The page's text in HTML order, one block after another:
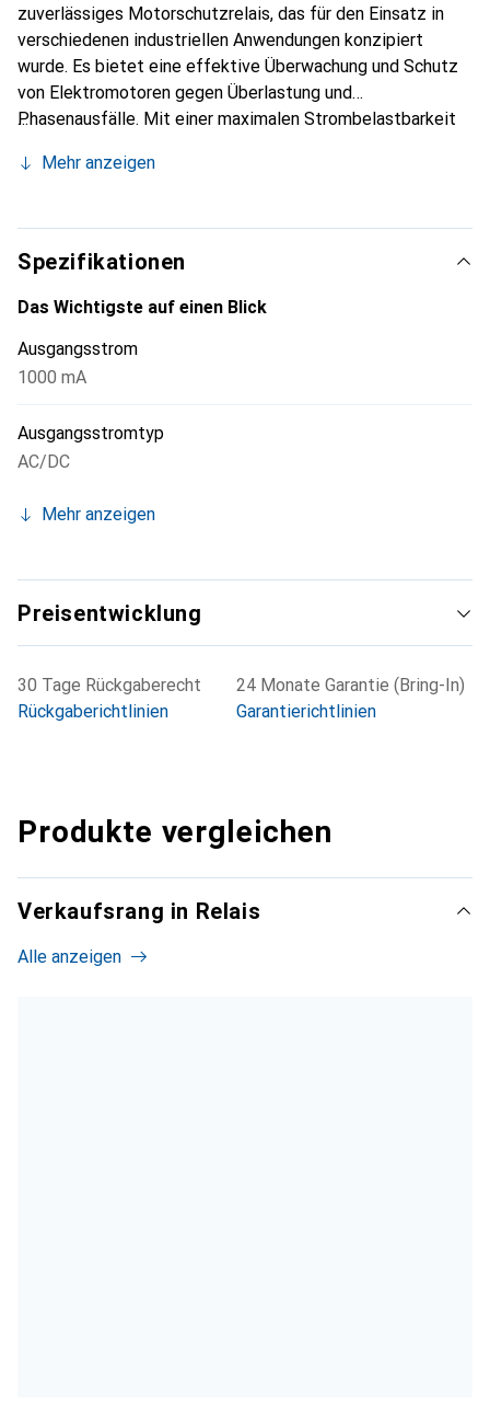
zuverlässiges Motorschutzrelais, das für den Einsatz in
verschiedenen industriellen Anwendungen konzipiert
wurde. Es bietet eine effektive Überwachung und Schutz
von Elektromotoren gegen Überlastung und
Phasenausfälle. Mit einer maximalen Strombelastbarkeit
Volt ist dieses Relais ideal für den direkten Anbau an
und Aus-Taste sowie eine Reset-Taste, die sowohl im
Hand- als auch im Automatikmodus verwendet werden
kann. Das Relais ist mit einem Hilfsschalter ausgestattet,
der sowohl einen Schliesser als auch einen Öffner umfasst,
Schutzart IP20 gewährleistet, dass das Relais in einer
Vielzahl von Umgebungen eingesetzt werden kann,
60947 und VDE 0660 für Sicherheit und Zuverlässigkeit
sorgt.
Mehr anzeigen
Spezifikationen
Das Wichtigste auf einen Blick
Ausgangsstrom
1000 mA
Ausgangsstromtyp
AC/DC
Mehr anzeigen
Preisentwicklung
30 Tage Rückgaberecht
Rückgaberichtlinien
24 Monate Garantie (Bring-In)
Garantierichtlinien
Produkte vergleichen
Verkaufsrang in Relais
Alle anzeigen